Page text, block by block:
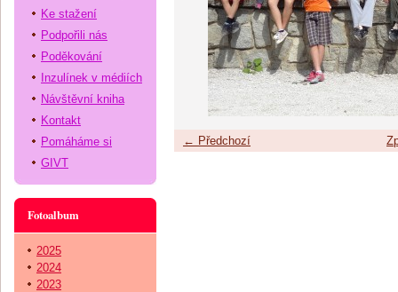
← Předchozí
Ke stažení
Podpořili nás
Poděkování
Inzulínek v médiích
Návštěvní kniha
Kontakt
Pomáháme si
GIVT
Fotoalbum
2025
2024
2023